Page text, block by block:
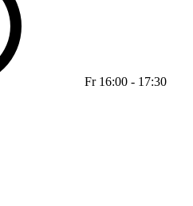
Fr 16:00 - 17:30